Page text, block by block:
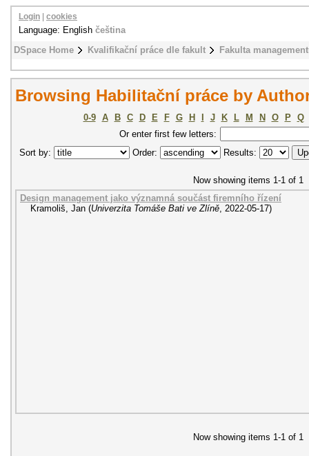
DSpace Home Kvalifikační práce dle fakult Fakulta
Login cookies
Language: English čeština
Browsing Habilitační práce by
0-9 A B C D E F G H J K L M N O P
Q
Or enter first few letters:
Sort by:
Order: Results:
Now showing items 1-1 of 1
Design management jako významná součást firemního řízení
Kramoliš, Jan (Univerzita Tomáše Bati ve Zlíně, 2022-05-17)
Now showing items 1-1 of 1